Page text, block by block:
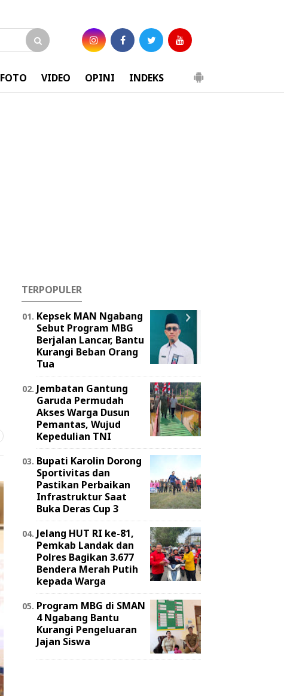
FOTO VIDEO OPINI INDEKS
TERPOPULER
Kepsek MAN Ngabang
Sebut Program MBG
Berjalan Lancar, Bantu
Kurangi Beban Orang
Tua
Jembatan Gantung
Garuda Permudah
Akses Warga Dusun
Pemantas, Wujud
Kepedulian TNI
Bupati Karolin Dorong
Sportivitas dan
Pastikan Perbaikan
Infrastruktur Saat
Buka Deras Cup 3
Jelang HUT RI ke-81,
Pemkab Landak dan
Polres Bagikan 3.677
Bendera Merah Putih
kepada Warga
Program MBG di SMAN
4 Ngabang Bantu
Kurangi Pengeluaran
Jajan Siswa